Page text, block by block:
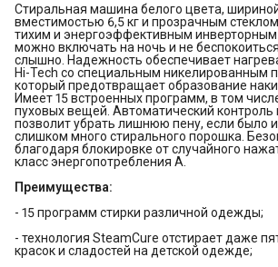
Стиральная машина белого цвета,
вместимостью 6,5 кг и прозрачным
тихим и энергоэффективным
можно включать на ночь и не
слышно. Надежность обеспечивает
Hi-Tech со специальным никелированным
который предотвращает образование
Имеет 15 встроенных программ, в том
пуховых вещей. Автоматический контроль
позволит убрать лишнюю пену, если было
слишком много стирального порошка.
благодаря блокировке от случайного
класс энергопотребления А.
Преимущества:
- 15 программ стирки различной одежды;
- технология SteamCure отстирает даже
красок и сладостей на детской одежде;